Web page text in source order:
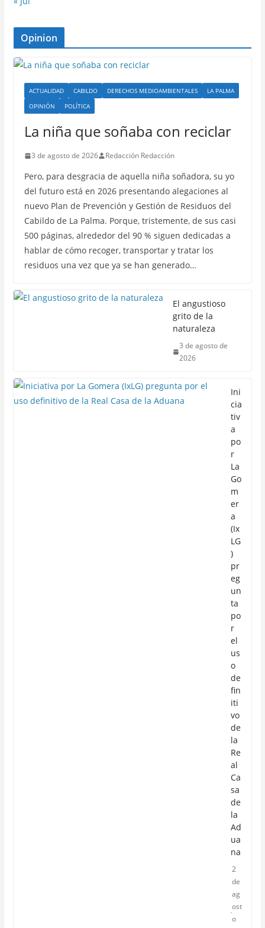
Opinion
ACTUALIDAD CABILDO DERECHOS MEDIOAMBIENTALES
LA PALMA
OPINIÓN
POLÍTICA
La niña que soñaba con reciclar
3 de agosto de 2026 Redacción Redacción
Pero, para desgracia de aquella niña soñadora, su yo
del futuro está en 2026 presentando alegaciones al
nuevo Plan de Prevención y Gestión de Residuos del
Cabildo de La Palma. Porque, tristemente, de sus casi
500 páginas, alrededor del 90 % siguen dedicadas a
hablar de cómo recoger, transportar y tratar los
residuos una vez que ya se han generado…
El angustioso
grito de la
naturaleza
3 de agosto de
2026
Ini
cia
tiv
a
po
r
La
Go
m
er
a
(Ix
LG
)
pr
eg
un
ta
po
r
el
us
o
de
fin
iti
vo
de
la
Re
al
Ca
sa
de
la
Ad
ua
na
2
de
ag
ost
o